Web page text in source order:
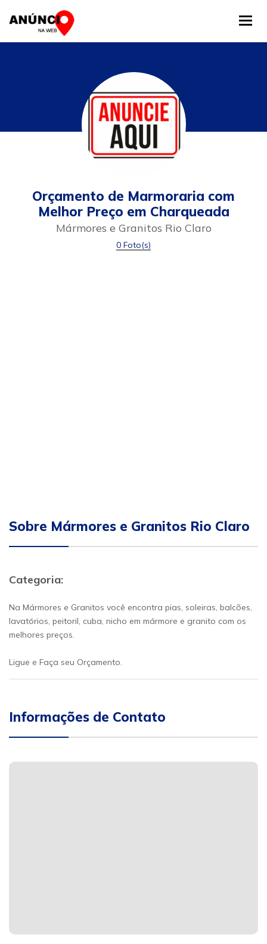
Orçamento de Marmoraria com
Melhor Preço em Charqueada
Mármores e Granitos Rio Claro
0 Foto(s)
Sobre Mármores e Granitos Rio Claro
Categoria:
Na Mármores e Granitos você encontra pias, soleiras, balcões,
lavatórios, peitoril, cuba, nicho em mármore e granito com os
melhores preços.
Ligue e Faça seu Orçamento.
Informações de Contato